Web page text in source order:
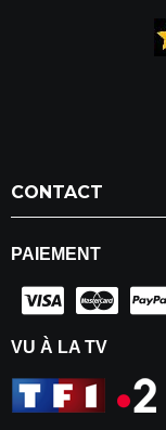
CONTACT
PAIEMENT
VU À LA TV